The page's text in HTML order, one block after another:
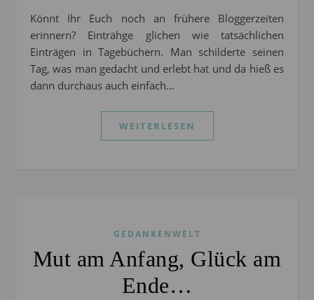
Könnt Ihr Euch noch an frühere Bloggerzeiten
erinnern? Einträhge glichen wie tatsächlichen
Einträgen in Tagebüchern. Man schilderte seinen
Tag, was man gedacht und erlebt hat und da hieß es
dann durchaus auch einfach…
WEITERLESEN
GEDANKENWELT
Mut am Anfang, Glück am
Ende…